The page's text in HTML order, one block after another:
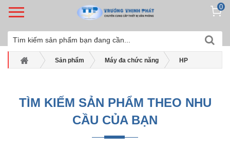
0
Sản phẩm Máy đa chức năng HP
Máy in Hp Color Laserjet Pro MFP 477Fnw
TÌM KIẾM SẢN PHẨM THEO NHU
CẦU CỦA BẠN